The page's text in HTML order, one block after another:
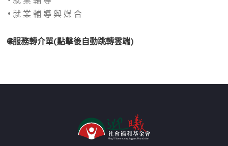
• 就 業 輔 導 與 媒 合
🌐服務轉介單(點擊後自動跳轉雲端)